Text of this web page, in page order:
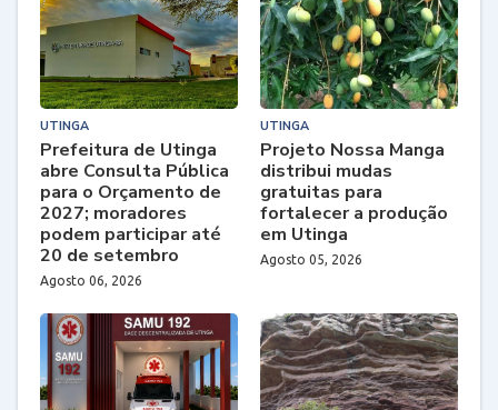
UTINGA
Prefeitura de Utinga
abre Consulta Pública
para o Orçamento de
2027; moradores
podem participar até
20 de setembro
Agosto 06, 2026
UTINGA
Projeto Nossa Manga
distribui mudas
gratuitas para
fortalecer a produção
em Utinga
Agosto 05, 2026